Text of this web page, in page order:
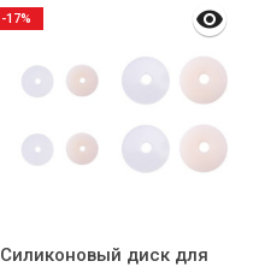
Силиконовый диск для
-17%